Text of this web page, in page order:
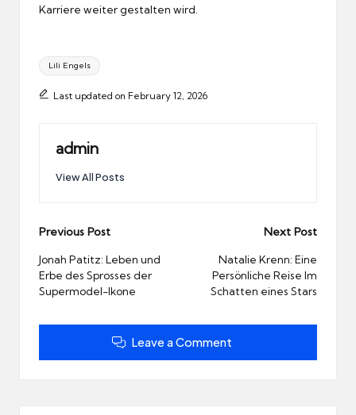
Karriere weiter gestalten wird.
Tags:
Lili Engels
Last updated on February 12, 2026
admin
View All Posts
Post
navigation
Previous Post
Jonah Patitz: Leben und
Erbe des Sprosses der
Supermodel-Ikone
Next Post
Natalie Krenn: Eine
Persönliche Reise Im
Schatten eines Stars
Leave a Comment